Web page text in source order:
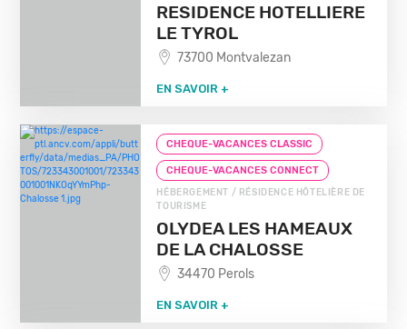
RESIDENCE HOTELLIERE
LE TYROL
73700 Montvalezan
EN SAVOIR +
CHEQUE-VACANCES CLASSIC
CHEQUE-VACANCES CONNECT
HÉBERGEMENT / RÉSIDENCE HÔTELIÈRE DE
TOURISME
OLYDEA LES HAMEAUX
DE LA CHALOSSE
34470 Perols
EN SAVOIR +